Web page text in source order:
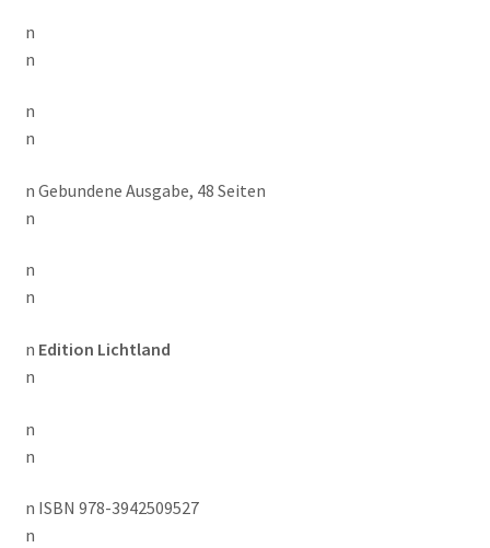
n
n
n
n
n Gebundene Ausgabe, 48 Seiten
n
n
n
n Edition Lichtland
n
n
n
n ISBN 978-3942509527
n